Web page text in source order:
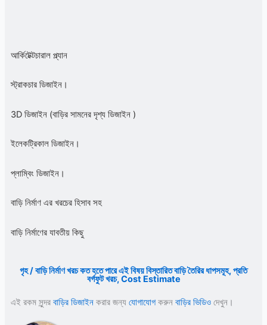
আর্কিটেক্টচারাল প্ল্যান
স্ট্রাকচার ডিজাইন।
3D ডিজাইন (বাড়ির সামনের দৃশ্য ডিজাইন )
ইলেকট্রিকাল ডিজাইন।
প্লাম্বিং ডিজাইন।
বাড়ি নির্মাণ এর খরচের হিসাব সহ
বাড়ি নির্মাণের যাবতীয় কিছু
গৃহ / বাড়ি নির্মাণ খরচ কত হতে পারে এই বিষয় বিস্তারিত বাড়ি তৈরির ধাপসমূহ, প্রতি
বর্গফুট খরচ, Cost Estimate
এই রকম সুন্দর বাড়ির ডিজাইনকরার জন্য যোগাযোগকরুন বাড়ির ভিডিওদেখুন।